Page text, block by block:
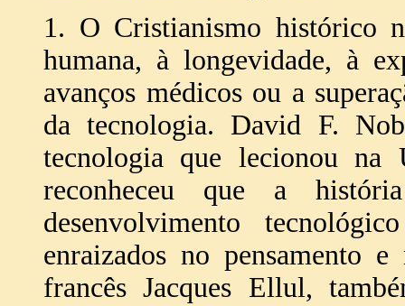
1. O Cristianismo histórico
humana, à longevidade, à
avanços médicos ou a
da tecnologia. David F.
tecnologia que lecionou na
reconheceu que a
desenvolvimento
enraizados no pensamento
francês Jacques Ellul,